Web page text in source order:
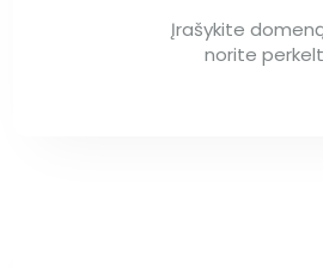
Įrašykite
norite